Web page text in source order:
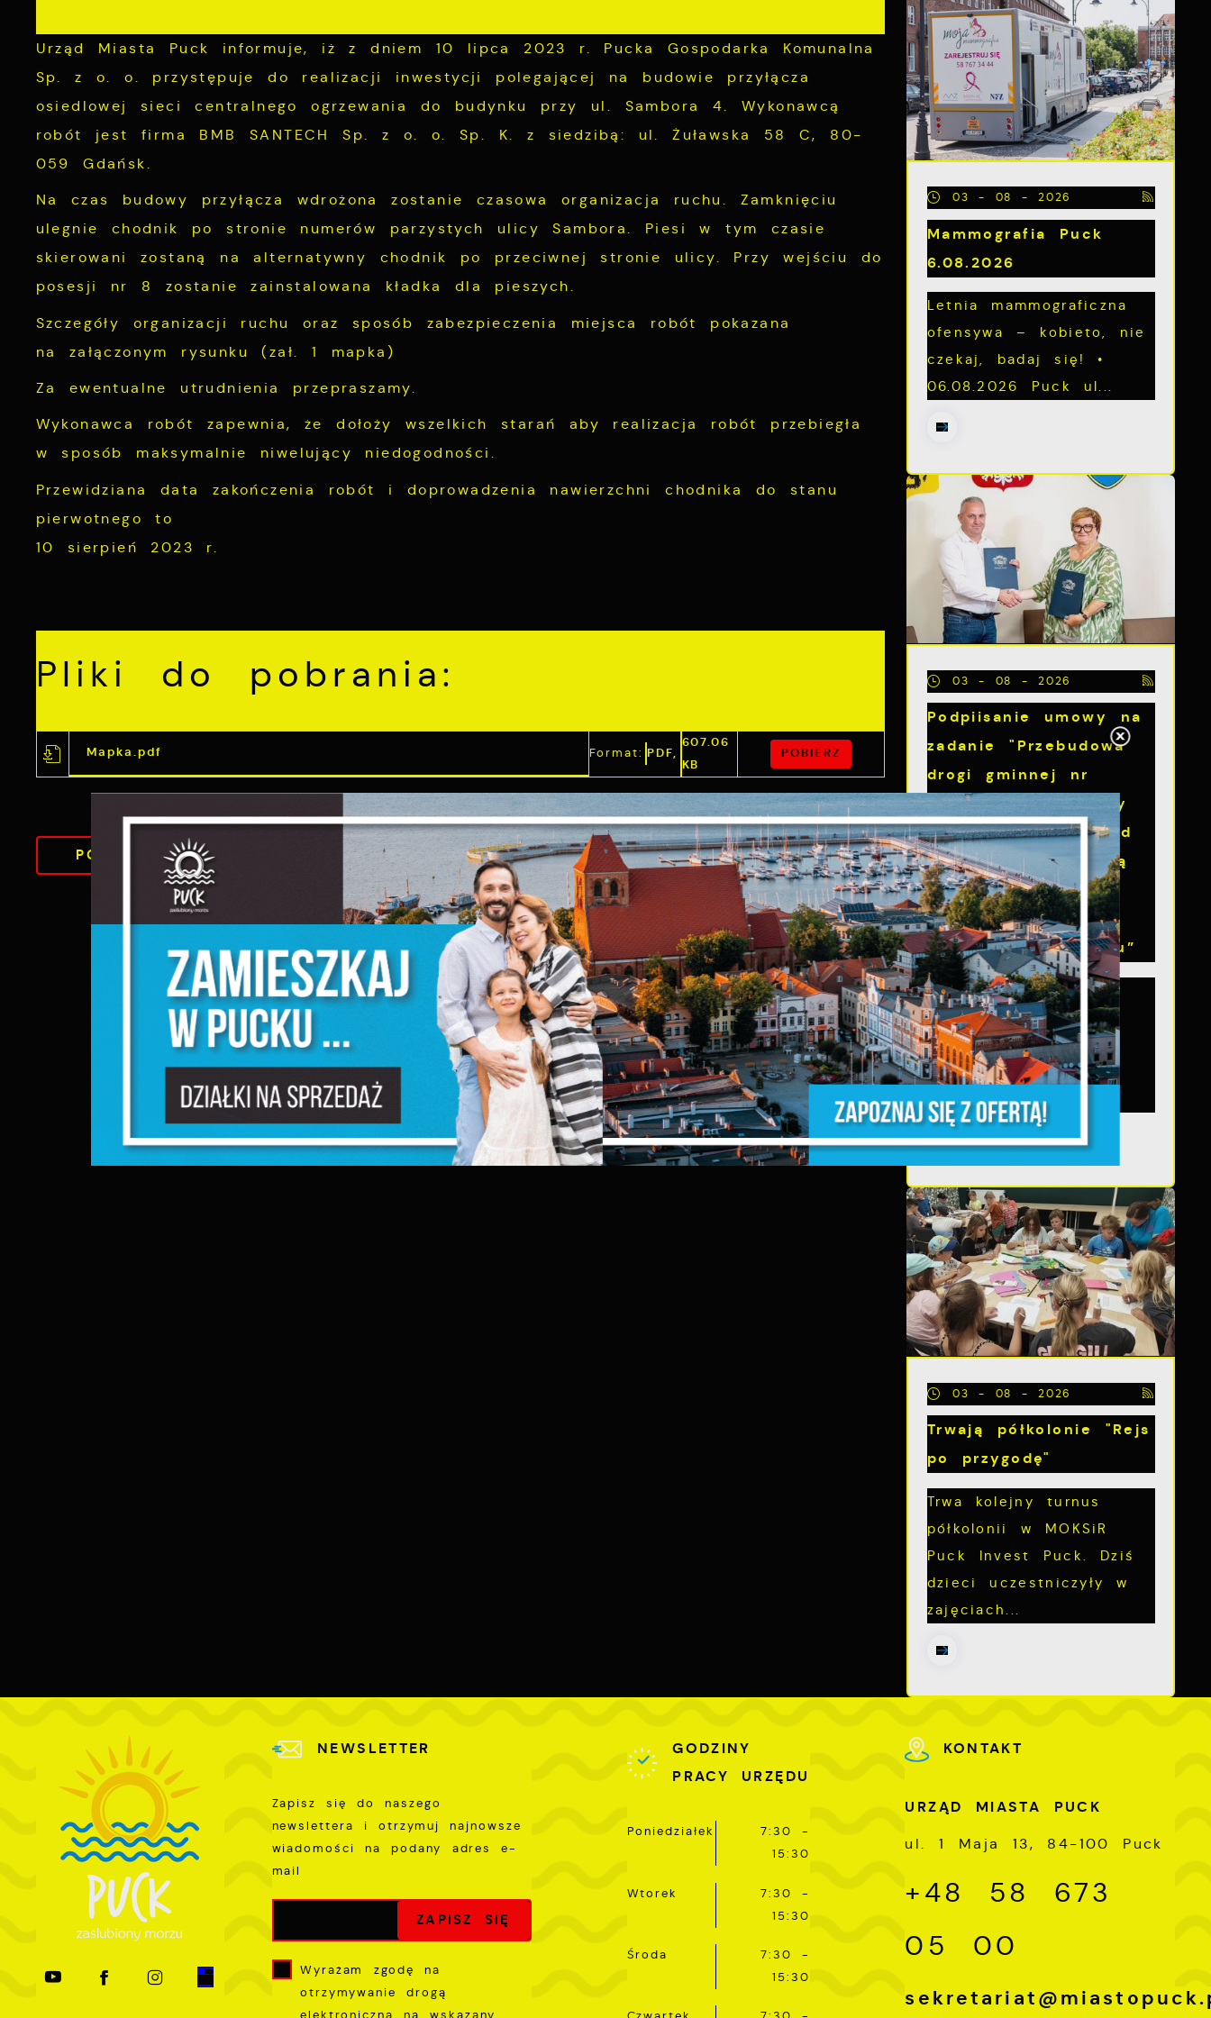
Urząd Miasta Puck informuje, iż z dniem 10 lipca 2023 r. Pucka Gospodarka Komunalna
Sp. z o. o. przystępuje do realizacji inwestycji polegającej na budowie przyłącza
osiedlowej sieci centralnego ogrzewania do budynku przy ul. Sambora 4. Wykonawcą
robót jest firma BMB SANTECH Sp. z o. o. Sp. K. z siedzibą: ul. Żuławska 58 C, 80-
059 Gdańsk.
Na czas budowy przyłącza wdrożona zostanie czasowa organizacja ruchu. Zamknięciu
ulegnie chodnik po stronie numerów parzystych ulicy Sambora. Piesi w tym czasie
skierowani zostaną na alternatywny chodnik po przeciwnej stronie ulicy. Przy wejściu do
posesji nr 8 zostanie zainstalowana kładka dla pieszych.
Szczegóły organizacji ruchu oraz sposób zabezpieczenia miejsca robót pokazana
na załączonym rysunku (zał. 1 mapka)
Za ewentualne utrudnienia przepraszamy.
Wykonawca robót zapewnia, że dołoży wszelkich starań aby realizacja robót przebiegła
w sposób maksymalnie niwelujący niedogodności.
Przewidziana data zakończenia robót i doprowadzenia nawierzchni chodnika do stanu
pierwotnego to
10 sierpień 2023 r.
Pliki do pobrania:
Mapka.pdf Format: PDF,
607.06
KB
POBIERZ
POWRÓT
KATEGORII
UDOSTĘPNIJ POPRZEDNI NASTĘPNY
03 - 08 - 2026
Mammografia Puck
6.08.2026
Letnia mammograficzna
ofensywa – kobieto, nie
czekaj, badaj się! •
06.08.2026 Puck ul...
03 - 08 - 2026
Podpiisanie umowy na
zadanie "Przebudowa
drogi gminnej nr
109054G – ul. Nowy
Świat na odcinku od
skrzyżowania z Aleją
Lipową do
skrzyżowania z ul.
Wybickiego w Pucku”
W dniu 3 sierpnia
podpisano umowę na
realizację zadania
„Przebudowa drogi
gminnej nr 109054G...
03 - 08 - 2026
Trwają półkolonie "Rejs
po przygodę"
Trwa kolejny turnus
półkolonii w MOKSiR
Puck Invest Puck. Dziś
dzieci uczestniczyły w
zajęciach...
NEWSLETTER
Zapisz się do naszego
newslettera i otrzymuj najnowsze
wiadomości na podany adres e-
mail
Wyrażam zgodę na
otrzymywanie drogą
GODZINY
PRACY URZĘDU
Poniedziałek
7:30 -
15:30
Wtorek
7:30 -
15:30
Środa
7:30 -
15:30
KONTAKT
URZĄD MIASTA PUCK
ul. 1 Maja 13, 84-100 Puck
+48 58 673
05 00
Ustawienia
Szanujemy Twoją prywatność. Możesz zmienić ustawienia
cookies lub zaakceptować je wszystkie. W dowolnym
momencie możesz dokonać zmiany swoich ustawień.
Niezbędne
Niezbędne pliki cookies służą do prawidłowego
funkcjonowania strony internetowej i umożliwiają Ci
komfortowe korzystanie z oferowanych przez nas usług.
Pliki cookies odpowiadają na podejmowane przez Ciebie
działania w celu m.in. dostosowania Twoich ustawień
preferencji prywatności, logowania czy wypełniania
formularzy. Dzięki plikom cookies strona, z której korzystasz,
może działać bez zakłóceń.
Więcej
Funkcjonalne i personalizacyjne
Tego typu pliki cookies umożliwiają stronie internetowej
ZAPISZ WYBRANE